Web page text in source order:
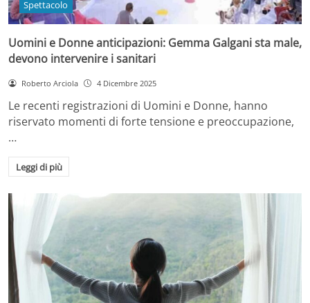
Spettacolo
Uomini e Donne anticipazioni: Gemma Galgani sta male,
devono intervenire i sanitari
Roberto Arciola 4 Dicembre 2025
Le recenti registrazioni di Uomini e Donne, hanno
riservato momenti di forte tensione e preoccupazione,
…
Leggi di più